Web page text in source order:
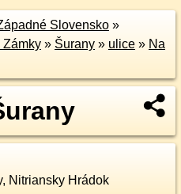
Slovensko »
Zámky » Šurany » ulice » Na
Nitriansky Hrádok